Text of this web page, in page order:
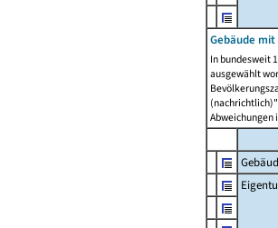
Gebäude
In bundesweit
ausgewählt
Abweichungen